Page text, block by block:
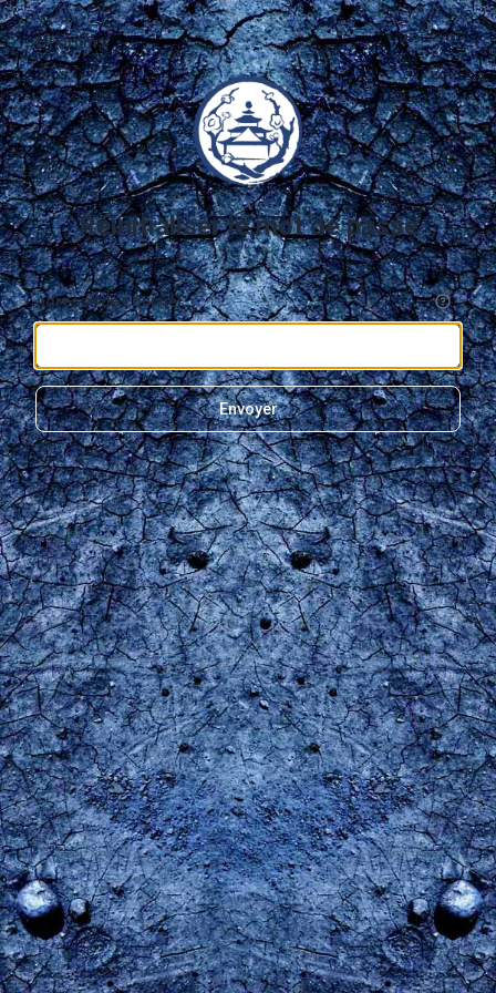
Forums
Réinitialiser le mot de passe
Adresse de courriel :
Envoyer